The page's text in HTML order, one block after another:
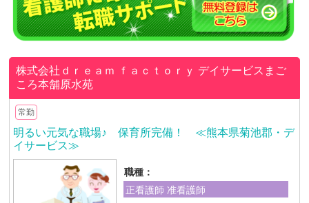
株式会社ｄｒｅａｍ ｆａｃｔｏｒｙ デイサービスまご
ころ本舗原水苑
常勤
明るい元気な職場♪ 保育所完備！ ≪熊本県菊池郡・デ
イサービス≫
職種：
正看護師 准看護師